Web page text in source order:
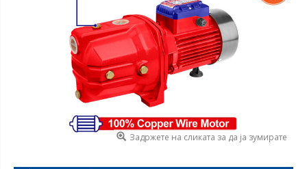
Задржете на сликата за да ја зумирате